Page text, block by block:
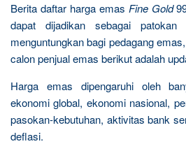
Berita daftar harga emas Fine Gold
dapat dijadikan sebagai
menguntungkan bagi pedagang
calon penjual emas berikut adalah
Harga emas dipengaruhi oleh
ekonomi global, ekonomi nasional,
pasokan-kebutuhan, aktivitas bank
deflasi.